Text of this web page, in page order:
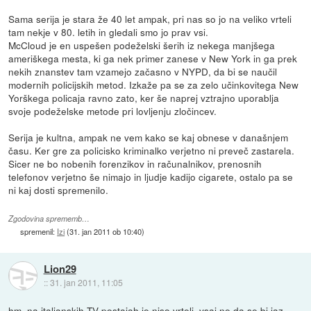
Sama serija je stara že 40 let ampak, pri nas so jo na veliko vrteli
tam nekje v 80. letih in gledali smo jo prav vsi.
McCloud je en uspešen podeželski šerih iz nekega manjšega
ameriškega mesta, ki ga nek primer zanese v New York in ga prek
nekih znanstev tam vzamejo začasno v NYPD, da bi se naučil
modernih policijskih metod. Izkaže pa se za zelo učinkovitega New
Yorškega policaja ravno zato, ker še naprej vztrajno uporablja
svoje podeželske metode pri lovljenju zločincev.
Serija je kultna, ampak ne vem kako se kaj obnese v današnjem
času. Ker gre za policisko kriminalko verjetno ni preveč zastarela.
Sicer ne bo nobenih forenzikov in računalnikov, prenosnih
telefonov verjetno še nimajo in ljudje kadijo cigarete, ostalo pa se
ni kaj dosti spremenilo.
Zgodovina sprememb…
spremenil: Izi(31. jan 2011 ob 10:40)
Lion29
::31. jan 2011, 11:05